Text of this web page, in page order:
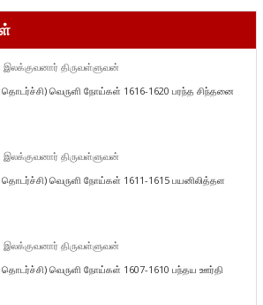
இலக்குவனார் திருவள்ளுவன்
வெருளி நோய்கள் 1616-1620 பரந்த சிந்தனை
இலக்குவனார் திருவள்ளுவன்
வெருளி நோய்கள் 1611-1615 பயனிலித்தள
இலக்குவனார் திருவள்ளுவன்
வெருளி நோய்கள் 1607-1610 பந்தய ஊர்தி